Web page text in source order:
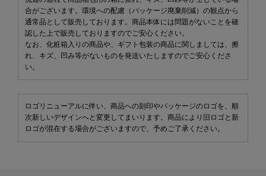
合がございます。環境への配慮（パッケージ廃棄削減）の観点から
通常品として販売しております。商品本体には問題がないことを確
認した上で販売しておりますのでご安心ください。
なお、化粧箱入りの商品や、ギフト包装の商品に関しましては、擦
れ、キズ、凹み等がないものを発送いたしますのでご安心くださ
い。
ロゴリニューアルに伴い、商品への刻印やパッケージのロゴを、順
次新しいデザインへと変更してまいります。商品により旧ロゴと新
ロゴが混在する場合がございますので、予めご了承ください。